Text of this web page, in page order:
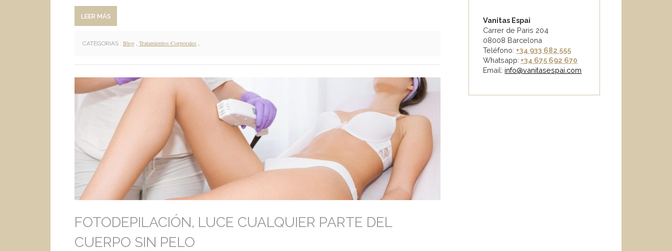
LEER MÁS
CATEGORIAS : Blog, Tratamientos Corporales
FOTODEPILACIÓN, LUCE CUALQUIER PARTE DEL
CUERPO SIN PELO
Vanitas Espai
Carrer de Paris 204
08008 Barcelona
Teléfono: +34 933 682 555
Whatsapp: +34 675 692 670
Email: info@vanitasespai.com